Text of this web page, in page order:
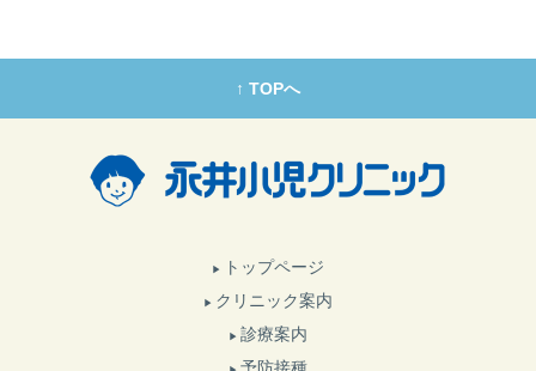
↑ TOPへ
トップページ
クリニック案内
診療案内